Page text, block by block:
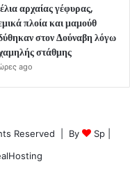
αρχαίας γέφυρας,
πλοία και μαμούθ
στον Δούναβη λόγω
στάθμης
ago
Reserved | By Sp